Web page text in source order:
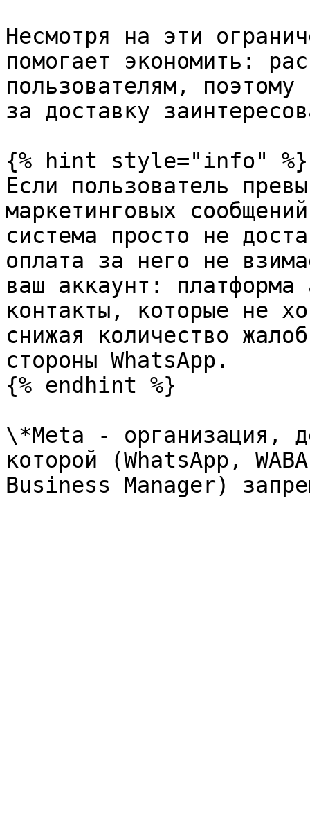
Несмотря на эти
помогает экономить:
пользователям, поэтому
за доставку
{% hint style="info" %}
Если пользователь
маркетинговых
система просто не
оплата за него не
ваш аккаунт: платформа
контакты, которые не
снижая количество
стороны WhatsApp.
{% endhint %}
\*Meta - организация,
которой (WhatsApp,